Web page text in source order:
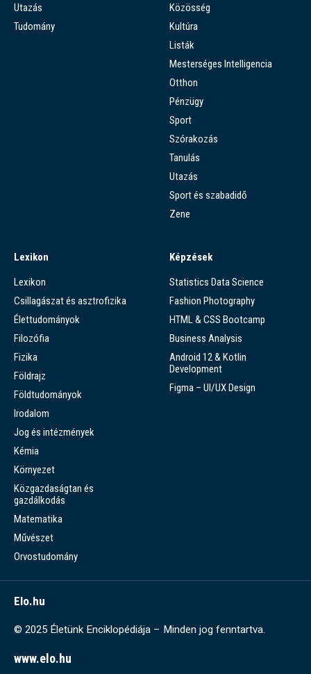
Utazás
Tudomány
Közösség
Kultúra
Listák
Mesterséges Intelligencia
Otthon
Pénzügy
Sport
Szórakozás
Tanulás
Utazás
Sport és szabadidő
Zene
Lexikon
Lexikon
Csillagászat és asztrofizika
Élettudományok
Filozófia
Fizika
Földrajz
Földtudományok
Irodalom
Jog és intézmények
Kémia
Környezet
Közgazdaságtan és
gazdálkodás
Matematika
Művészet
Orvostudomány
Képzések
Statistics Data Science
Fashion Photography
HTML & CSS Bootcamp
Business Analysis
Android 12 & Kotlin
Development
Figma – UI/UX Design
Elo.hu
© 2025 Életünk Enciklopédiája – Minden jog fenntartva.
www.elo.hu